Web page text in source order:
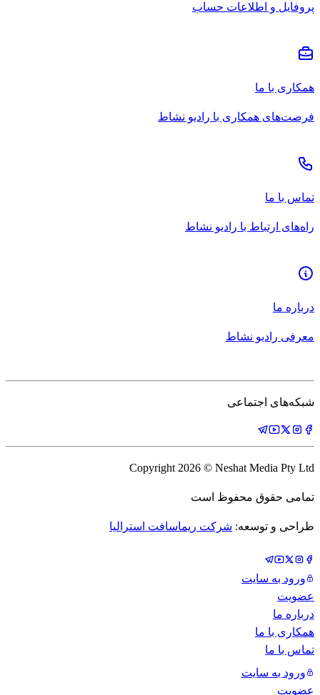
پروفایل و اطلاعات حساب
همکاری با ما
فرصت‌های همکاری با رادیو نشاط
تماس با ما
راه‌های ارتباط با رادیو نشاط
درباره ما
معرفی رادیو نشاط
شبکه‌های اجتماعی
Copyright 2026 © Neshat Media Pty Ltd
تمامی حقوق محفوظ است
طراحی و توسعه: شرکت ریماسافت استرالیا
ورود به سایت
عضویت
درباره ما
همکاری با ما
تماس با ما
ورود به سایت
عضویت